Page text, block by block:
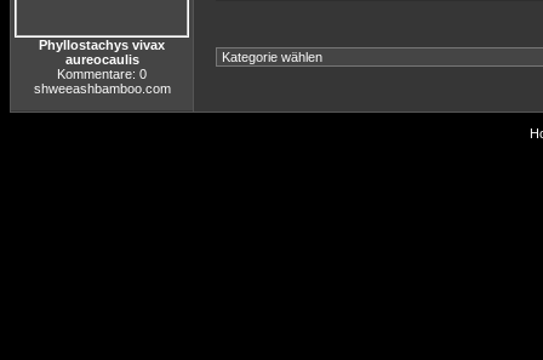
Phyllostachys vivax
aureocaulis
Kommentare: 0
shweeashbamboo.com